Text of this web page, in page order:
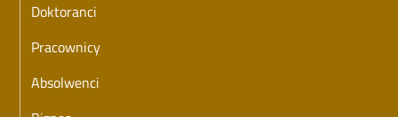
Doktoranci
Pracownicy
Absolwenci